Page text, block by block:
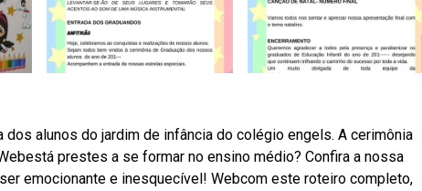
alunos do jardim de infância do colégio engels. A cerimônia
prestes a se formar no ensino médio? Confira a nossa
emocionante e inesquecível! Webcom este roteiro completo,